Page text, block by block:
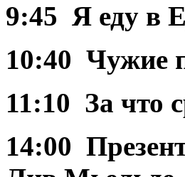
9:45 Я еду в
10:40 Чужие
11:10 За что
14:00